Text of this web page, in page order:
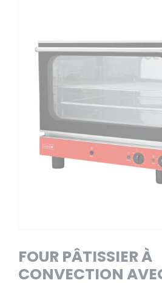
FOUR PÂTISSIER À
CONVECTION